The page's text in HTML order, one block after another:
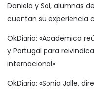
Daniela y Sol, alumnas
cuentan su experiencia
OkDiario: «Academica
y Portugal para
internacional»
OkDiario: «Sonia Jalle,